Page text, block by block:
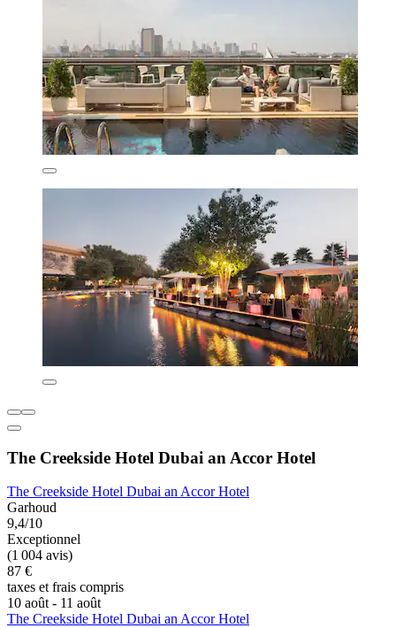
The Creekside Hotel Dubai an Accor Hotel
The Creekside Hotel Dubai an Accor Hotel
Garhoud
9,4/10
Exceptionnel
(1 004 avis)
87 €
taxes et frais compris
10 août - 11 août
The Creekside Hotel Dubai an Accor Hotel